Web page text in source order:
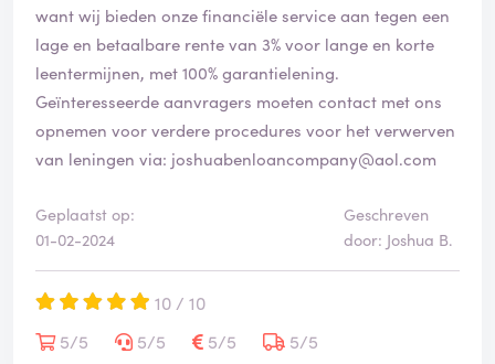
want wij bieden onze financiële service aan tegen een
lage en betaalbare rente van 3% voor lange en korte
leentermijnen, met 100% garantielening.
Geïnteresseerde aanvragers moeten contact met ons
opnemen voor verdere procedures voor het verwerven
van leningen via: joshuabenloancompany@aol.com
Geplaatst op:
01-02-2024
Geschreven
door: Joshua B.
10 / 10
5/5
5/5 5/5
5/5